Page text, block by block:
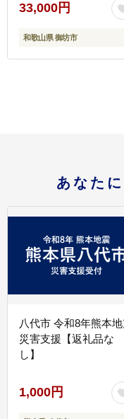
33,000円
和歌山県 御坊市
あなた
八代市 令和8年熊本
災害支援【返礼品な
し】
1,000円